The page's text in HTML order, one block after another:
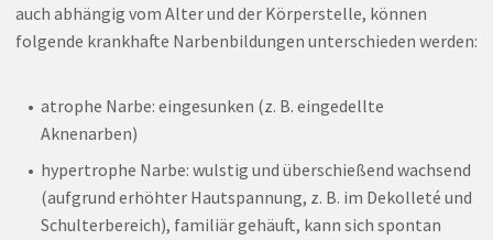
auch abhängig vom Alter und der Körperstelle, können
folgende krankhafte Narbenbildungen unterschieden werden:
atrophe Narbe: eingesunken (z. B. eingedellte
Aknenarben)
hypertrophe Narbe: wulstig und überschießend wachsend
(aufgrund erhöhter Hautspannung, z. B. im Dekolleté und
Schulterbereich), familiär gehäuft, kann sich spontan